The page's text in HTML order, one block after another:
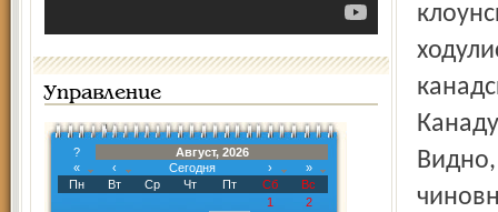
Управление
?
Август, 2026
«
‹ Сегодня ›
»
Пн
Вт Ср Чт Пт Сб
Вс
1
2